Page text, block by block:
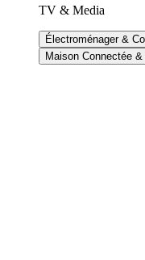
TV & Media
Électroménager &
Maison Connectée